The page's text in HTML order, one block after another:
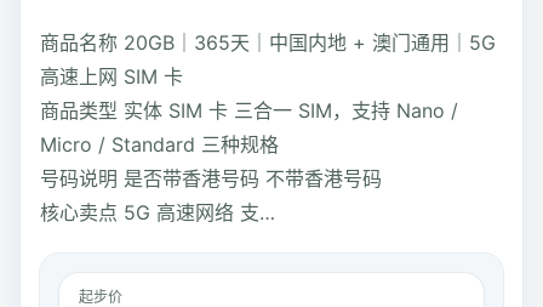
商品名称 20GB｜365天｜中国内地 + 澳门通用｜5G
高速上网 SIM 卡
商品类型 实体 SIM 卡 三合一 SIM，支持 Nano /
Micro / Standard 三种规格
号码说明 是否带香港号码 不带香港号码
核心卖点 5G 高速网络 支…
起步价